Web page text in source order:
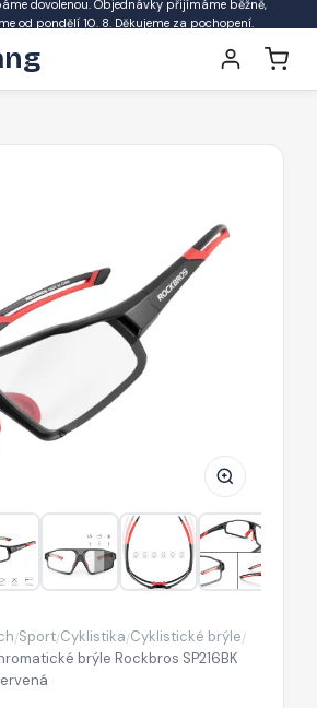
dovolenou. Objednávky přijímáme běžně,
od pondělí 10. 8. Děkujeme za pochopení.
Cyklistické
fotochromatické
brýle
Rockbros
-
černá/
červená
/Sport/Cyklistika/Cyklistické brýle/
brýle Rockbros SP216BK